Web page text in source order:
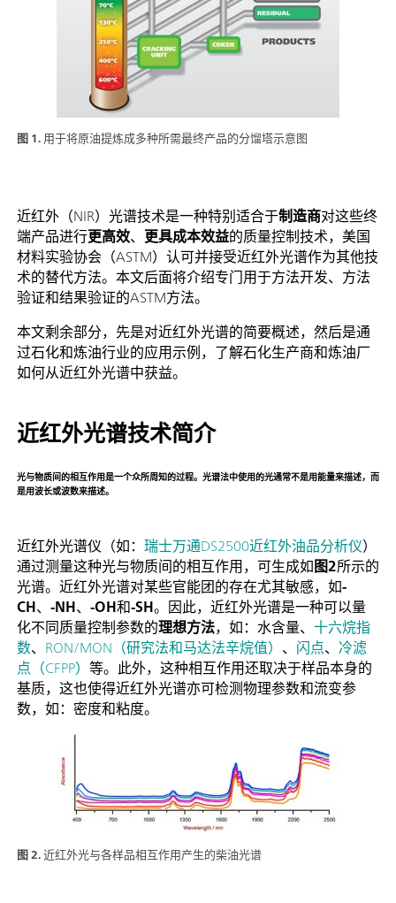
图 1.用于将原油提炼成多种所需最终产品的分馏塔示意图
近红外（NIR）光谱技术是一种特别适合于制造商对这些终
端产品进行更高效、 更具成本效益的质量控制技术，美国
材料实验协会（ASTM）认可并接受近红外光谱作为其他技
术的替代方法。本文后面将介绍专门用于方法开发、方法
验证和结果验证的ASTM方法。
本文剩余部分，先是对近红外光谱的简要概述，然后是通
过石化和炼油行业的应用示例，了解石化生产商和炼油厂
如何从近红外光谱中获益。
近红外光谱技术简介
光与物质间的相互作用是一个众所周知的过程。光谱法中使用的光通常不是用能量来描述，而
是用波长或波数来描述。
图 2.近红外光与各样品相互作用产生的柴油光谱
近红外光谱仪（如： 瑞士万通DS2500近红外油品分析仪）
通过测量这种光与物质间的相互作用，可生成如图2所示的
光谱。近红外光谱对某些官能团的存在尤其敏感，如-
CH、 -NH、 -OH和-SH。因此，近红外光谱是一种可以量
化不同质量控制参数的理想方法，如：水含量、 十六烷指
数、 RON/MON（研究法和马达法辛烷值） 、 闪点、 冷滤
点（CFPP） 等。此外，这种相互作用还取决于样品本身的
基质，这也使得近红外光谱亦可检测物理参数和流变参
数，如：密度和粘度。